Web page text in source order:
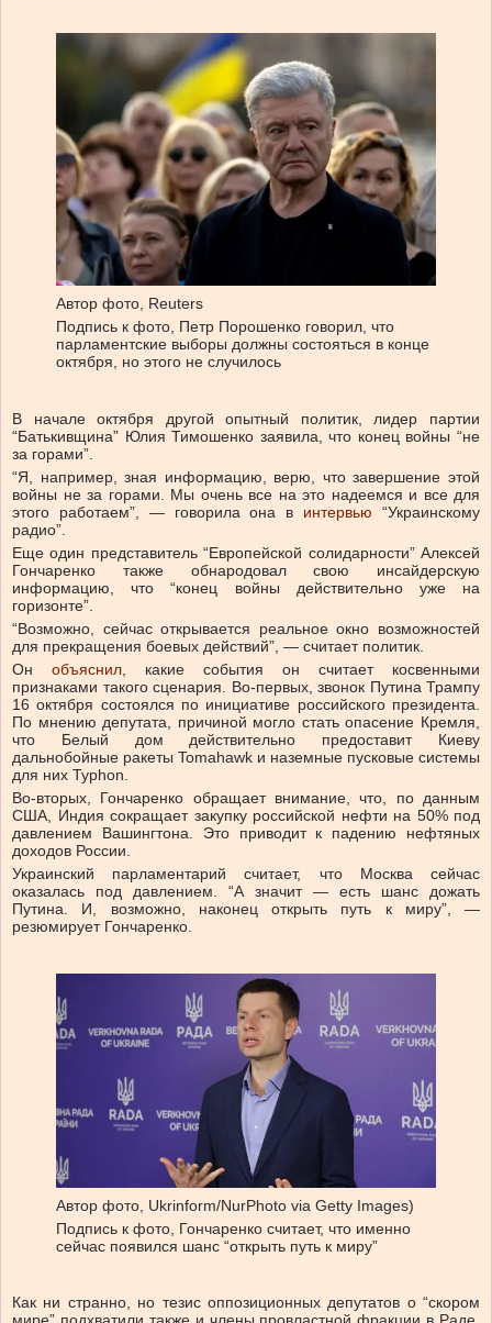
Автор фото, Reuters
Подпись к фото, Петр Порошенко говорил, что
парламентские выборы должны состояться в конце
октября, но этого не случилось
В начале октября другой опытный политик, лидер партии
“Батькивщина” Юлия Тимошенко заявила, что конец войны “не
за горами”.
“Я, например, зная информацию, верю, что завершение этой
войны не за горами. Мы очень все на это надеемся и все для
этого работаем”, — говорила она в интервью “Украинскому
радио”.
Еще один представитель “Европейской солидарности” Алексей
Гончаренко также обнародовал свою инсайдерскую
информацию, что “конец войны действительно уже на
горизонте”.
“Возможно, сейчас открывается реальное окно возможностей
для прекращения боевых действий”, — считает политик.
Он объяснил , какие события он считает косвенными
признаками такого сценария. Во-первых, звонок Путина Трампу
16 октября состоялся по инициативе российского президента.
По мнению депутата, причиной могло стать опасение Кремля,
что Белый дом действительно предоставит Киеву
дальнобойные ракеты Tomahawk и наземные пусковые системы
для них Typhon.
Во-вторых, Гончаренко обращает внимание, что, по данным
США, Индия сокращает закупку российской нефти на 50% под
давлением Вашингтона. Это приводит к падению нефтяных
доходов России.
Украинский парламентарий считает, что Москва сейчас
оказалась под давлением. “А значит — есть шанс дожать
Путина. И, возможно, наконец открыть путь к миру”, —
резюмирует Гончаренко.
Автор фото, Ukrinform/NurPhoto via Getty Images)
Подпись к фото, Гончаренко считает, что именно
сейчас появился шанс “открыть путь к миру”
Как ни странно, но тезис оппозиционных депутатов о “скором